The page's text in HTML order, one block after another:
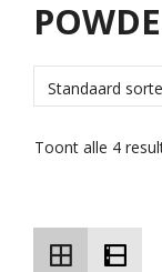
Toont alle 4